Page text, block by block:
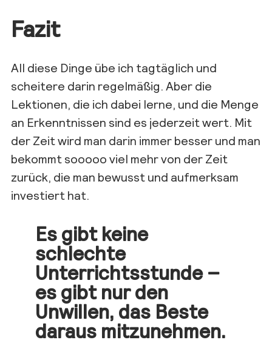
Fazit
All diese Dinge übe ich tagtäglich und
scheitere darin regelmäßig. Aber die
Lektionen, die ich dabei lerne, und die Menge
an Erkenntnissen sind es jederzeit wert. Mit
der Zeit wird man darin immer besser und man
bekommt sooooo viel mehr von der Zeit
zurück, die man bewusst und aufmerksam
investiert hat.
Es gibt keine
schlechte
Unterrichtsstunde –
es gibt nur den
Unwillen, das Beste
daraus mitzunehmen.